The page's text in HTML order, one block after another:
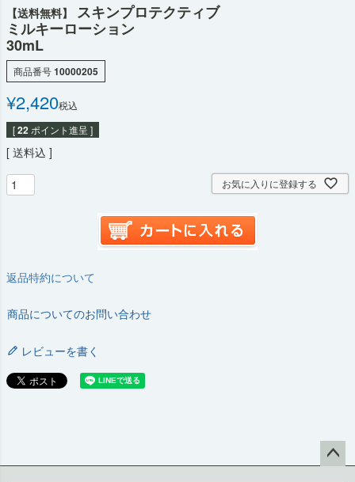
【送料無料】
スキンプロテクティブ
ミルキーローション
30mL
商品番号10000205
¥2,420税込
[22 ポイント進呈 ]
送料込
お気に入りに登録する
返品特約について
商品についてのお問い合わせ
レビューを書く